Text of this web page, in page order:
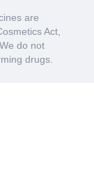
are
Act,
do not
drugs.